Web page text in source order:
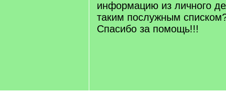
информацию из личного
таким послужным
Спасибо за помощь!!!